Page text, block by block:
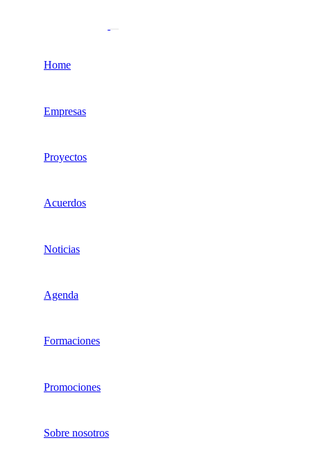
Home
Empresas
Proyectos
Acuerdos
Noticias
Agenda
Formaciones
Promociones
Sobre nosotros